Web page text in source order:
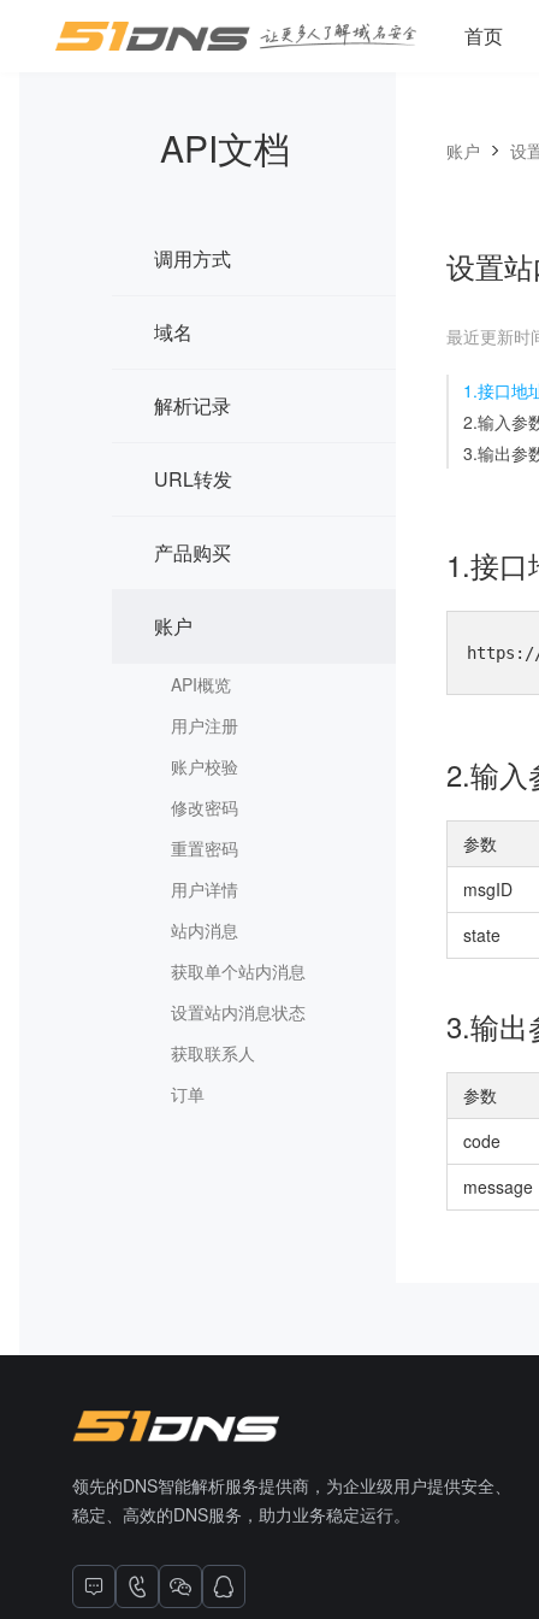
首页
API文档
调用方式
域名
解析记录
URL转发
产品购买
账户
API概览
用户注册
账户校验
修改密码
重置密码
用户详情
站内消息
获取单个站内消息
设置站内消息状态
获取联系人
订单
账户 设
设置
最近更新时
1.接口地
2.输入参
3.输出参
1.接口
https://
2.输入
参数
msgID
state
3.输出
参数
code
message
领先的DNS智能解析服务提供商，为企业级用户提供安全、
稳定、高效的DNS服务，助力业务稳定运行。